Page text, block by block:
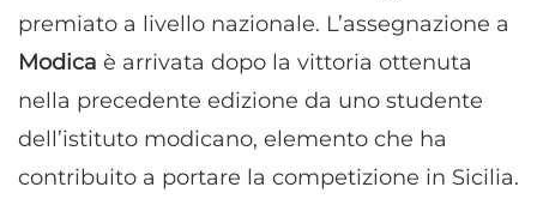
premiato a livello nazionale. L’assegnazione a
Modica è arrivata dopo la vittoria ottenuta
nella precedente edizione da uno studente
dell’istituto modicano, elemento che ha
contribuito a portare la competizione in Sicilia.